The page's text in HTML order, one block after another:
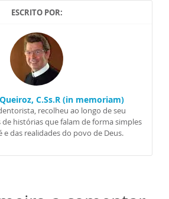
ESCRITO POR:
C.Ss.R (in memoriam)
recolheu ao longo de seu
histórias que falam de forma simples
e das realidades do povo de Deus.